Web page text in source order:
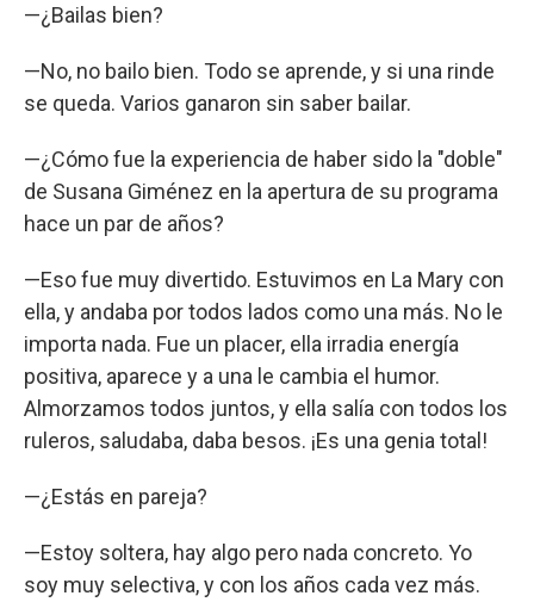
—¿Bailas bien?
—No, no bailo bien. Todo se aprende, y si una rinde
se queda. Varios ganaron sin saber bailar.
—¿Cómo fue la experiencia de haber sido la "doble"
de Susana Giménez en la apertura de su programa
hace un par de años?
—Eso fue muy divertido. Estuvimos en La Mary con
ella, y andaba por todos lados como una más. No le
importa nada. Fue un placer, ella irradia energía
positiva, aparece y a una le cambia el humor.
Almorzamos todos juntos, y ella salía con todos los
ruleros, saludaba, daba besos. ¡Es una genia total!
—¿Estás en pareja?
—Estoy soltera, hay algo pero nada concreto. Yo
soy muy selectiva, y con los años cada vez más.